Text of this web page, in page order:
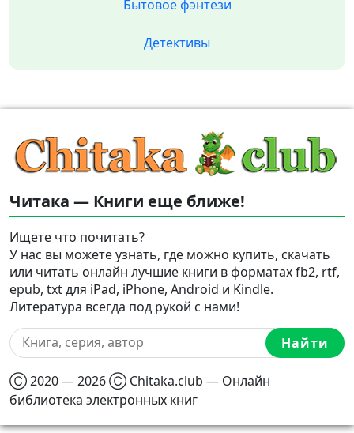
Бытовое фэнтези
Детективы
Читака — Книги еще ближе!
Ищете что почитать?
У нас вы можете узнать, где можно купить, скачать
или читать онлайн лучшие книги в форматах fb2, rtf,
epub, txt для iPad, iPhone, Android и Kindle.
Литература всегда под рукой с нами!
Найти
Ⓒ 2020 — 2026 Ⓒ Chitaka.club — Онлайн
библиотека электронных книг